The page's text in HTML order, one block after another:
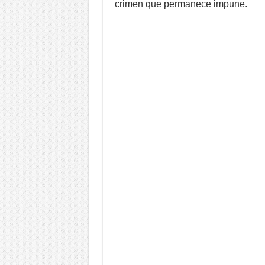
crimen que permanece impune.